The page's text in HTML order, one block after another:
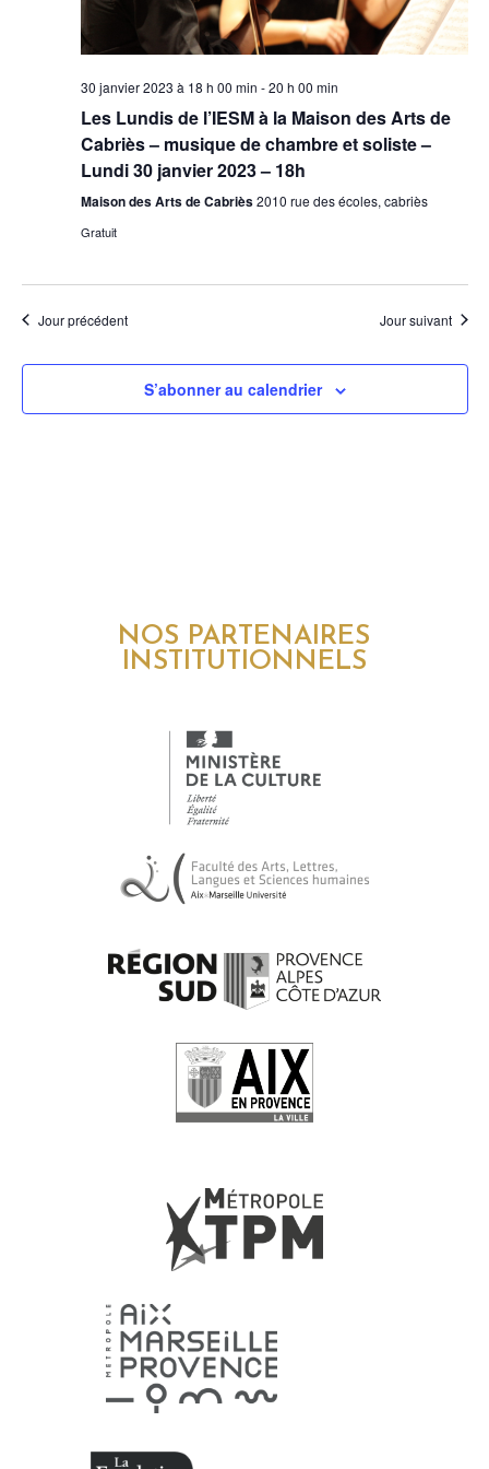
30 janvier 2023 à 18 h 00 min -20 h 00 min
Les Lundis de l’IESM à la Maison des Arts de
Cabriès – musique de chambre et soliste –
Lundi 30 janvier 2023 – 18h
Maison des Arts de Cabriès2010 rue des écoles, cabriès
Gratuit
Jour précédent Jour suivant
S’abonner au calendrier
NOS PARTENAIRES
INSTITUTIONNELS